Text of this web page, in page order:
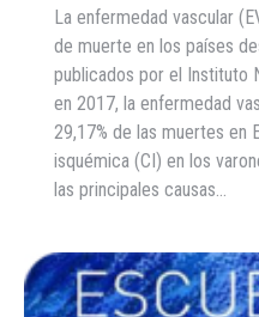
La enfermedad vascular
de muerte en los países
publicados por el Instituto
en 2017, la enfermedad
29,17% de las muertes en
isquémica (CI) en los
las principales causas…